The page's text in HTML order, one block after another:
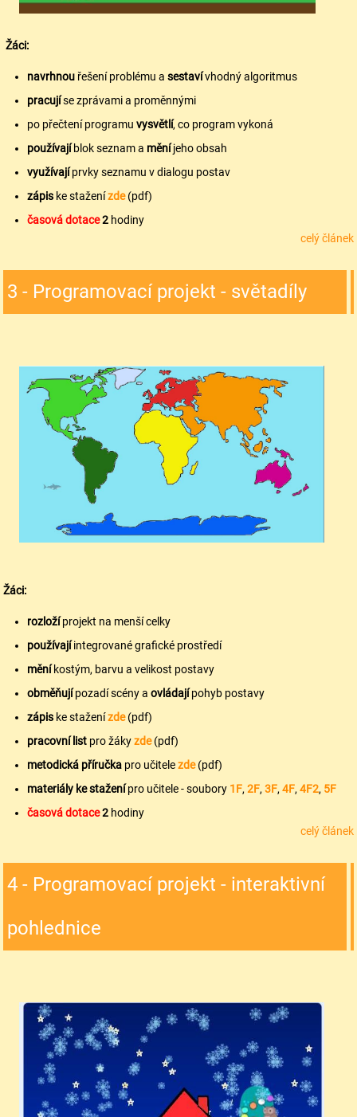
Žáci:
navrhnou řešení problému asestavívhodný algoritmus
pracujíse zprávami a proměnnými
po přečtení programuvysvětlí, co program vykoná
používajíblok seznam a měníjeho obsah
využívajíprvky seznamu v dialogu postav
zápis ke staženízde(pdf)
časová dotace2 hodiny
celý článek
3 - Programovací projekt - světadíly
Žáci:
rozložíprojekt na menší celky
používajíintegrované grafické prostředí
měníkostým, barvu a velikost postavy
obměňujípozadí scény aovládajípohyb postavy
zápis ke staženízde(pdf)
pracovní list pro žákyzde(pdf)
metodická příručka pro učitelezde(pdf)
materiály ke staženípro učitele - soubory 1F, 2F,3F,4F,4F2, 5F
časová dotace2 hodiny
celý článek
4 - Programovací projekt - interaktivní
pohlednice